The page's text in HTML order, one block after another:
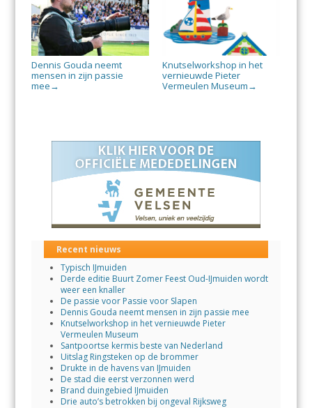
Dennis Gouda neemt
mensen in zijn passie
mee →
Knutselworkshop in het
vernieuwde Pieter
Vermeulen Museum →
Recent nieuws
Typisch IJmuiden
Derde editie Buurt Zomer Feest Oud-IJmuiden wordt
weer een knaller
De passie voor Passie voor Slapen
Dennis Gouda neemt mensen in zijn passie mee
Knutselworkshop in het vernieuwde Pieter
Vermeulen Museum
Santpoortse kermis beste van Nederland
Uitslag Ringsteken op de brommer
Drukte in de havens van IJmuiden
De stad die eerst verzonnen werd
Brand duingebied IJmuiden
Drie auto’s betrokken bij ongeval Rijksweg